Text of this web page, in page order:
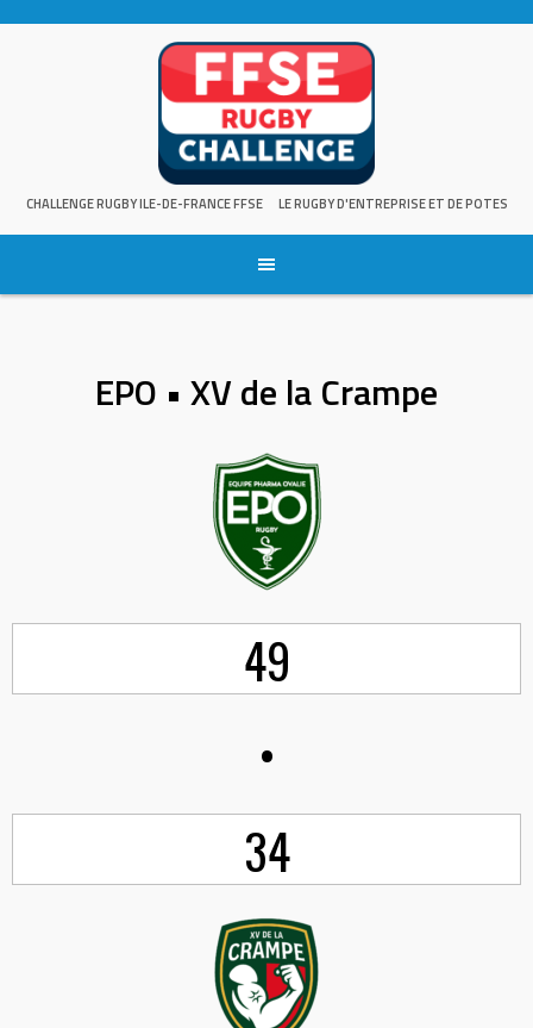
CHALLENGE RUGBY ILE-DE-FRANCE FFSE LE RUGBY D'ENTREPRISE ET DE POTES
EPO • XV de la Crampe
49
•
34